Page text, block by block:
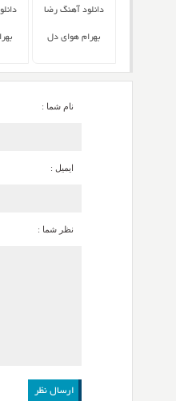
دانلود آهنگ رضا
بهرام هوای دل
نام شما :
ایمیل :
نظر شما :